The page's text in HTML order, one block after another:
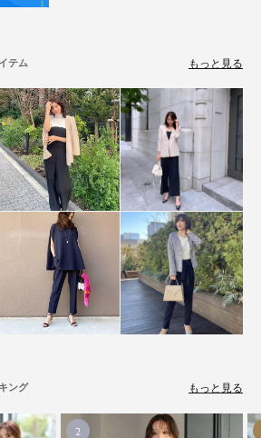
もっと見る
もっと見る